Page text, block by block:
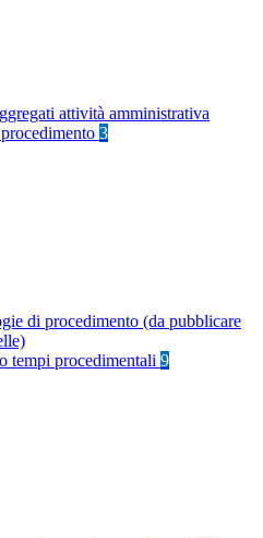
attività amministrativa
3
di procedimento (da pubblicare
tempi procedimentali 9